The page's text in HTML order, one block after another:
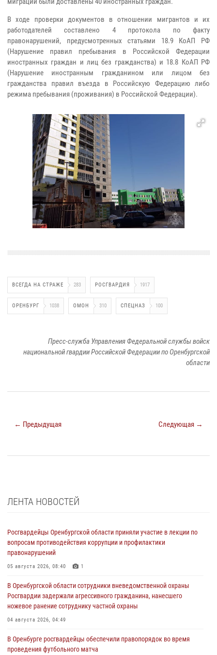
В ходе проверки документов в отношении мигрантов и их
работодателей составлено 4 протокола по факту
правонарушений, предусмотренных статьями 18.9 КоАП РФ
(Нарушение правил пребывания в Российской Федерации
иностранных граждан и лиц без гражданства) и 18.8 КоАП РФ
(Нарушение иностранным гражданином или лицом без
гражданства правил въезда в Российскую Федерацию либо
режима пребывания (проживания) в Российской Федерации).
ВСЕГДА НА СТРАЖЕ 283 РОСГВАРДИЯ 1917
ОРЕНБУРГ 1038 ОМОН 310 СПЕЦНАЗ 100
Пресс-служба Управления Федеральной службы войск
национальной гвардии Российской Федерации по Оренбургской
области
← Предыдущая Следующая →
ЛЕНТА НОВОСТЕЙ
Росгвардейцы Оренбургской области приняли участие в лекции по
вопросам противодействия коррупции и профилактики
правонарушений
05 августа 2026, 08:40 1
В Оренбургской области сотрудники вневедомственной охраны
Росгвардии задержали агрессивного гражданина, нанесшего
ножевое ранение сотруднику частной охраны
04 августа 2026, 04:49
В Оренбурге росгвардейцы обеспечили правопорядок во время
проведения футбольного матча